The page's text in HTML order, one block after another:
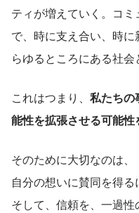
ティが増えていく。コ
で、時に支え合い、時
らゆるところにある社会
これはつまり、 私たちの
能性を拡張させる可能性
そのために大切なのは、
自分の想いに賛同を得る
そして、信頼を、一過